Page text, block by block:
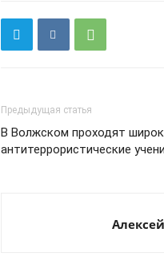
Предыдущая статья
В Волжском проходят
антитеррористические